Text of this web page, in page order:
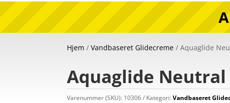
Hjem /Vandbaseret Glidecreme / Aquaglide
Aquaglide Neutral
Varenummer (SKU): 10306 Kategori:Vandbaseret